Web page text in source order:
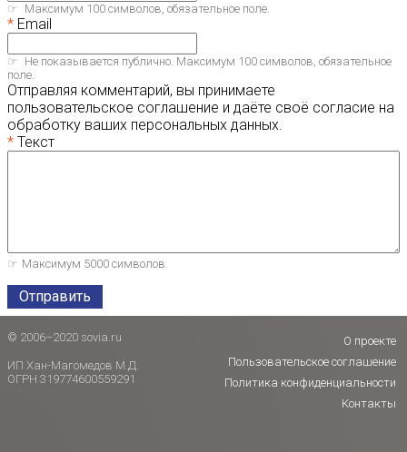
Максимум 100 символов, обязательное поле.
Email
Не показывается публично. Максимум 100 символов, обязательное
поле.
Отправляя комментарий, вы принимаете
пользовательское соглашение и даёте своё согласие на
обработку ваших персональных данных.
Текст
Максимум 5000 символов.
Отправить
© 2006–2020 sovia.ru
ИП Хан-Магомедов М.Д.
ОГРН 319774600559291
О проекте
Пользовательское соглашение
Политика конфиденциальности
Контакты